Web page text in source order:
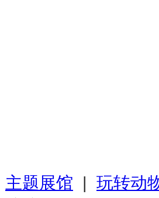
主题展馆 | 玩转动